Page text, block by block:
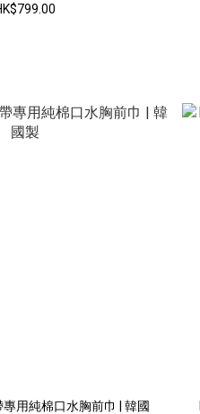
用純棉口水胸前巾 | 韓國